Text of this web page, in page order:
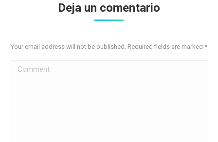
Deja un comentario
Your email address will not be published. Required fields are marked *
Comment